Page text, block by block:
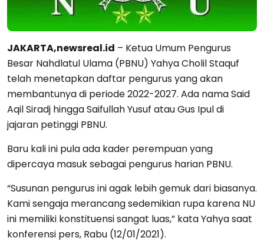
JAKARTA,newsreal.id – Ketua Umum Pengurus
Besar Nahdlatul Ulama (PBNU) Yahya Cholil Staquf
telah menetapkan daftar pengurus yang akan
membantunya di periode 2022-2027. Ada nama Said
Aqil Siradj hingga Saifullah Yusuf atau Gus Ipul di
jajaran petinggi PBNU.
Baru kali ini pula ada kader perempuan yang
dipercaya masuk sebagai pengurus harian PBNU.
“Susunan pengurus ini agak lebih gemuk dari biasanya.
Kami sengaja merancang sedemikian rupa karena NU
ini memiliki konstituensi sangat luas,” kata Yahya saat
konferensi pers, Rabu (12/01/2021).